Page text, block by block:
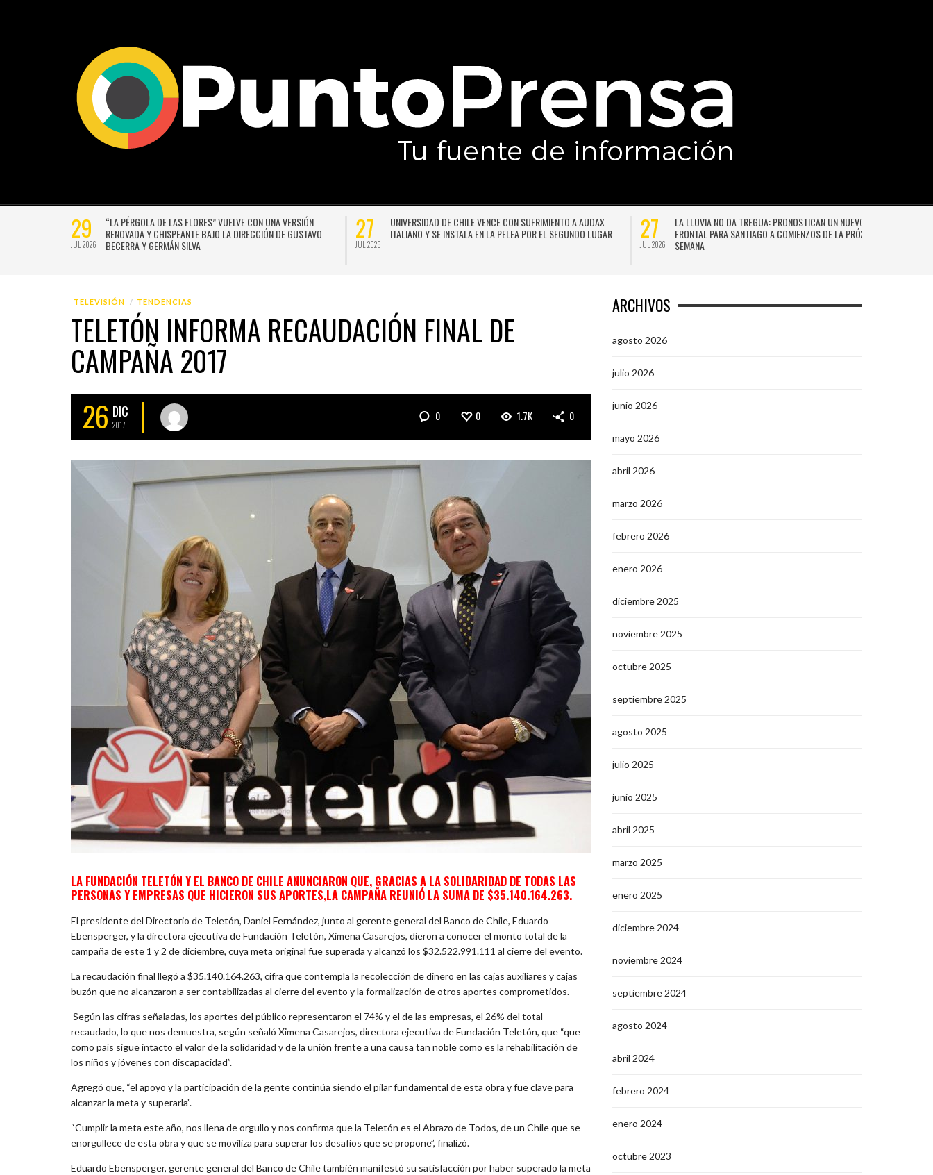
29
JUL 2026
“LA PÉRGOLA DE LAS FLORES” VUELVE CON UNA VERSIÓN
RENOVADA Y CHISPEANTE BAJO LA DIRECCIÓN DE GUSTAVO
BECERRA Y GERMÁN SILVA
27
JUL 2026
UNIVERSIDAD DE CHILE VENCE CON SUFRIMIENTO A AUDAX
ITALIANO Y SE INSTALA EN LA PELEA POR EL SEGUNDO LUGAR
27
JUL 2026
LA LLUVIA NO DA TREGUA: PRONOSTICAN UN NUEVO SISTEMA
FRONTAL PARA SANTIAGO A COMIENZOS DE LA PRÓXIMA
SEMANA
TELEVISIÓN TENDENCIAS
TELETÓN INFORMA RECAUDACIÓN FINAL DE
CAMPAÑA 2017
26 DIC
2017
0 0 1.7K 0
LA FUNDACIÓN TELETÓN Y EL BANCO DE CHILE ANUNCIARON QUE, GRACIAS A LA SOLIDARIDAD DE TODAS LAS
PERSONAS Y EMPRESAS QUE HICIERON SUS APORTES,LA CAMPAÑA REUNIÓ LA SUMA DE $35.140.164.263.
El presidente del Directorio de Teletón, Daniel Fernández, junto al gerente general del Banco de Chile, Eduardo
Ebensperger, y la directora ejecutiva de Fundación Teletón, Ximena Casarejos, dieron a conocer el monto total de la
campaña de este 1 y 2 de diciembre, cuya meta original fue superada y alcanzó los $32.522.991.111 al cierre del evento.
La recaudación final llegó a $35.140.164.263, cifra que contempla la recolección de dinero en las cajas auxiliares y cajas
buzón que no alcanzaron a ser contabilizadas al cierre del evento y la formalización de otros aportes comprometidos.
Según las cifras señaladas, los aportes del público representaron el 74% y el de las empresas, el 26% del total
recaudado, lo que nos demuestra, según señaló Ximena Casarejos, directora ejecutiva de Fundación Teletón, que “que
como país sigue intacto el valor de la solidaridad y de la unión frente a una causa tan noble como es la rehabilitación de
los niños y jóvenes con discapacidad”.
Agregó que, “el apoyo y la participación de la gente continúa siendo el pilar fundamental de esta obra y fue clave para
alcanzar la meta y superarla”.
“Cumplir la meta este año, nos llena de orgullo y nos confirma que la Teletón es el Abrazo de Todos, de un Chile que se
enorgullece de esta obra y que se moviliza para superar los desafíos que se propone”, finalizó.
Eduardo Ebensperger, gerente general del Banco de Chile también manifestó su satisfacción por haber superado la meta
ARCHIVOS
agosto 2026
julio 2026
junio 2026
mayo 2026
abril 2026
marzo 2026
febrero 2026
enero 2026
diciembre 2025
noviembre 2025
octubre 2025
septiembre 2025
agosto 2025
julio 2025
junio 2025
abril 2025
marzo 2025
enero 2025
diciembre 2024
noviembre 2024
septiembre 2024
agosto 2024
abril 2024
febrero 2024
enero 2024
octubre 2023